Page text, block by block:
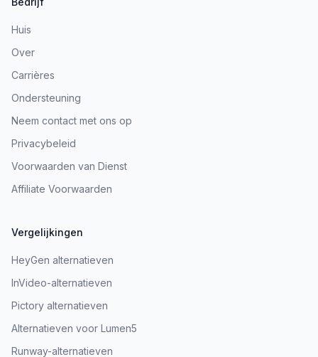
Huis
Over
Carrières
Ondersteuning
Neem contact met ons op
Privacybeleid
Voorwaarden van Dienst
Affiliate Voorwaarden
Vergelijkingen
HeyGen alternatieven
InVideo-alternatieven
Pictory alternatieven
Alternatieven voor Lumen5
Runway-alternatieven